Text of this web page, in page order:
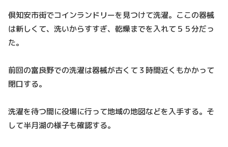
倶知安市街でコインランドリーを見つけて洗濯。ここの器械
は新しくて、洗いからすすぎ、乾燥までを入れて５５分だっ
た。
前回の富良野での洗濯は器械が古くて３時間近くもかかって
閉口する。
洗濯を待つ間に役場に行って地域の地図などを入手する。そ
して半月湖の様子も確認する。